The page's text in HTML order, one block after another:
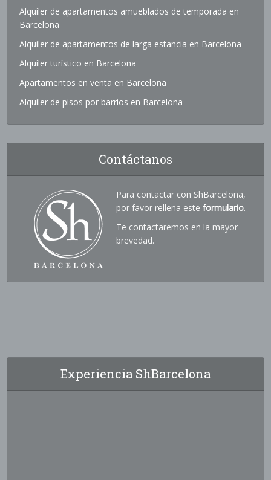
Alquiler de apartamentos amueblados de temporada en
Barcelona
Alquiler de apartamentos de larga estancia en Barcelona
Alquiler turístico en Barcelona
Apartamentos en venta en Barcelona
Alquiler de pisos por barrios en Barcelona
Contáctanos
Para contactar con ShBarcelona,
por favor rellena esteformulario.
Te contactaremos en la mayor
brevedad.
Experiencia ShBarcelona